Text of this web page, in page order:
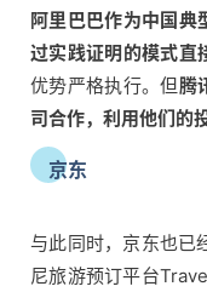
阿里巴巴作为中国典
过实践证明的模式直
优势严格执行。但腾
司合作，利用他们的
京东
与此同时，京东也已
尼旅游预订平台